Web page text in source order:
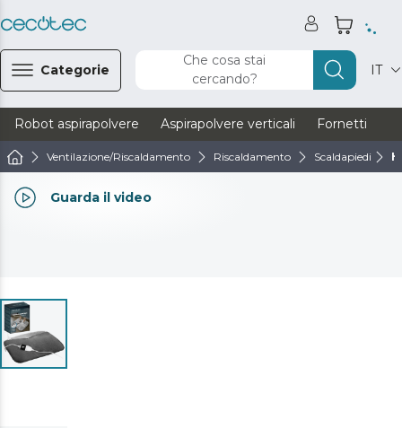
Categorie
Che cosa stai
cercando?
IT
Robot aspirapolvere Aspirapolvere verticali Fornetti
Ventilazione/Riscaldamento Riscaldamento Scaldapiedi
Guarda il video